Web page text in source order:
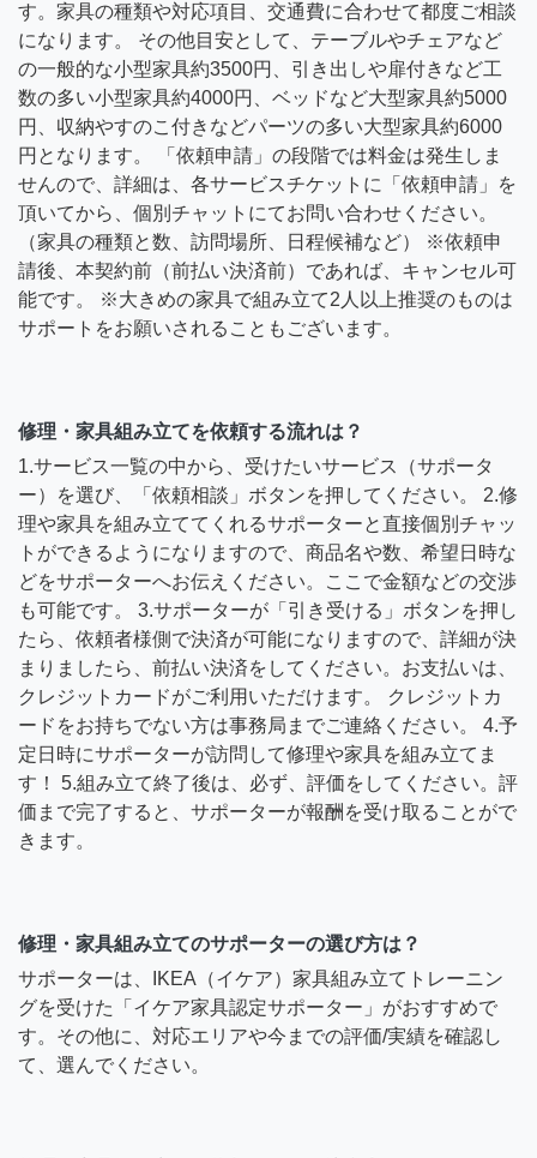
す。家具の種類や対応項目、交通費に合わせて都度ご相談
になります。 その他目安として、テーブルやチェアなど
の一般的な小型家具約3500円、引き出しや扉付きなど工
数の多い小型家具約4000円、ベッドなど大型家具約5000
円、収納やすのこ付きなどパーツの多い大型家具約6000
円となります。 「依頼申請」の段階では料金は発生しま
せんので、詳細は、各サービスチケットに「依頼申請」を
頂いてから、個別チャットにてお問い合わせください。
（家具の種類と数、訪問場所、日程候補など） ※依頼申
請後、本契約前（前払い決済前）であれば、キャンセル可
能です。 ※大きめの家具で組み立て2人以上推奨のものは
サポートをお願いされることもございます。
修理・家具組み立てを依頼する流れは？
1.サービス一覧の中から、受けたいサービス（サポータ
ー）を選び、「依頼相談」ボタンを押してください。 2.修
理や家具を組み立ててくれるサポーターと直接個別チャッ
トができるようになりますので、商品名や数、希望日時な
どをサポーターへお伝えください。ここで金額などの交渉
も可能です。 3.サポーターが「引き受ける」ボタンを押し
たら、依頼者様側で決済が可能になりますので、詳細が決
まりましたら、前払い決済をしてください。お支払いは、
クレジットカードがご利用いただけます。 クレジットカ
ードをお持ちでない方は事務局までご連絡ください。 4.予
定日時にサポーターが訪問して修理や家具を組み立てま
す！ 5.組み立て終了後は、必ず、評価をしてください。評
価まで完了すると、サポーターが報酬を受け取ることがで
きます。
修理・家具組み立てのサポーターの選び方は？
サポーターは、IKEA（イケア）家具組み立てトレーニン
グを受けた「イケア家具認定サポーター」がおすすめで
す。その他に、対応エリアや今までの評価/実績を確認し
て、選んでください。